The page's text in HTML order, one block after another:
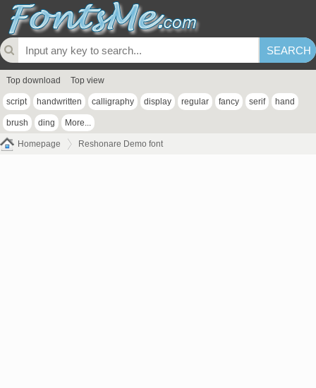
Top download Top view
script handwritten calligraphy display regular fancy serif hand
brush ding More...
Homepage Reshonare Demo font